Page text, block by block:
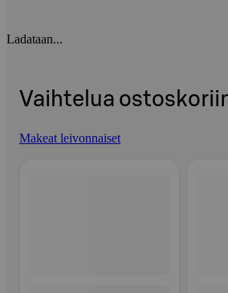
Ladataan...
Vaihtelua
Makeat leivonnaiset